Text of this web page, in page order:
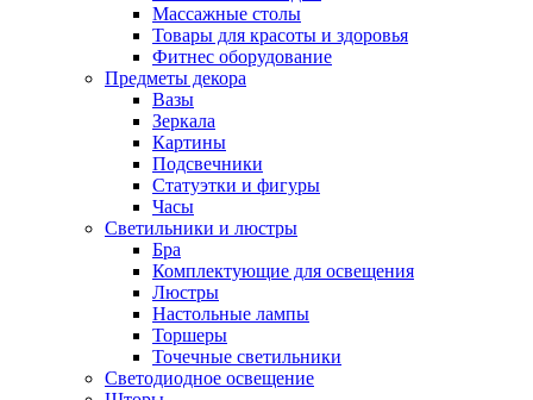
Массажные столы
Товары для красоты и здоровья
Фитнес оборудование
Предметы декора
Вазы
Зеркала
Картины
Подсвечники
Статуэтки и фигуры
Часы
Светильники и люстры
Бра
Комплектующие для освещения
Люстры
Настольные лампы
Торшеры
Точечные светильники
Светодиодное освещение